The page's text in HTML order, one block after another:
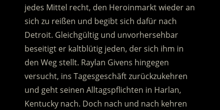
jedes Mittel recht, den Heroinmarkt wieder an
sich zu reißen und begibt sich dafür nach
Detroit. Gleichgültig und unvorhersehbar
beseitigt er kaltblütig jeden, der sich ihm in
den Weg stellt. Raylan Givens hingegen
versucht, ins Tagesgeschäft zurückzukehren
und geht seinen Alltagspflichten in Harlan,
Kentucky nach. Doch nach und nach kehren